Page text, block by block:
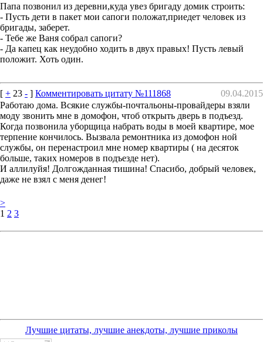
Папа позвонил из деревни,куда увез бригаду домик строить:
- Пусть дети в пакет мои сапоги положат,приедет человек из
бригады, заберет.
- Тебе же Ваня собрал сапоги?
- Да капец как неудобно ходить в двух правых! Пусть левый
положит. Хоть один.
[ + 23 - ] Комментировать цитату №111868
09.04.2015
Работаю дома. Всякие службы-почтальоны-провайдеры взяли
моду звонить мне в домофон, чтоб открыть дверь в подъезд.
Когда позвонила уборщица набрать воды в моей квартире, мое
терпение кончилось. Вызвала ремонтника из домофон ной
службы, он перенастроил мне номер квартиры ( на десяток
больше, таких номеров в подъезде нет).
И аллилуйя! Долгожданная тишина! Спасибо, добрый человек,
даже не взял с меня денег!
>
1 2 3
Лучшие цитаты, лучшие анекдоты, лучшие приколы